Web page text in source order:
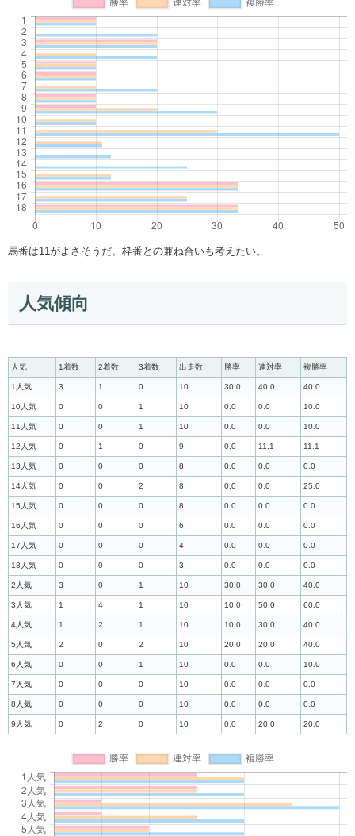
馬番は11がよさそうだ。枠番との兼ね合いも考えたい。
人気傾向
人気 1着数 2着数 3着数 出走数 勝率 連対率 複勝率
1人気 3 1 0 10 30.0 40.0 40.0
10人気 0 0 1 10 0.0 0.0 10.0
11人気 0 0 1 10 0.0 0.0 10.0
12人気 0 1 0 9 0.0 11.1 11.1
13人気 0 0 0 8 0.0 0.0 0.0
14人気 0 0 2 8 0.0 0.0 25.0
15人気 0 0 0 8 0.0 0.0 0.0
16人気 0 0 0 6 0.0 0.0 0.0
17人気 0 0 0 4 0.0 0.0 0.0
18人気 0 0 0 3 0.0 0.0 0.0
2人気 3 0 1 10 30.0 30.0 40.0
3人気 1 4 1 10 10.0 50.0 60.0
4人気 1 2 1 10 10.0 30.0 40.0
5人気 2 0 2 10 20.0 20.0 40.0
6人気 0 0 1 10 0.0 0.0 10.0
7人気 0 0 0 10 0.0 0.0 0.0
8人気 0 0 0 10 0.0 0.0 0.0
9人気 0 2 0 10 0.0 20.0 20.0